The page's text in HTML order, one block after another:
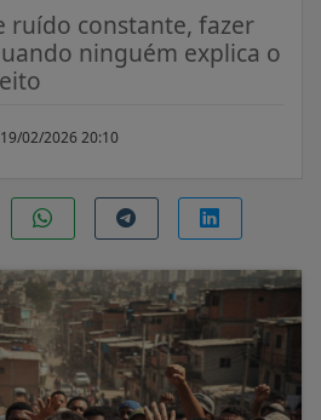
ruído constante, fazer
ninguém explica o
19/02/2026 20:10